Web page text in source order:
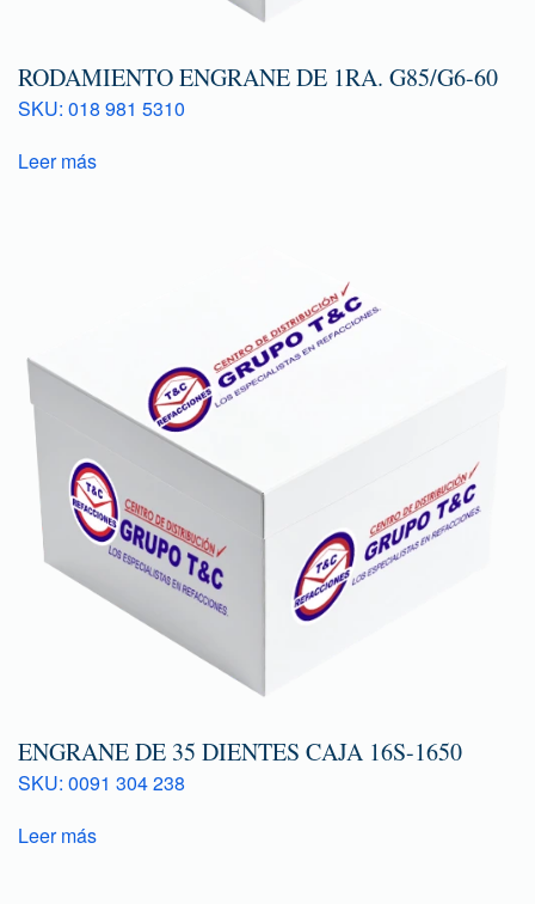
RODAMIENTO ENGRANE DE 1RA. G85/G6-60
SKU: 018 981 5310
Leer más
ENGRANE DE 35 DIENTES CAJA 16S-1650
SKU: 0091 304 238
Leer más